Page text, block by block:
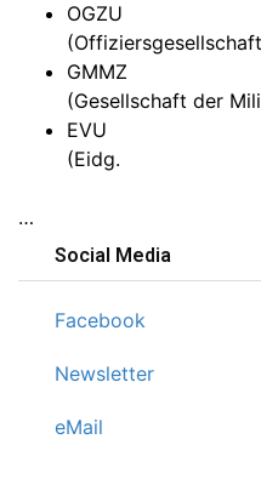
OGZU
GMMZ
(Gesellschaft der
EVU
(Eidg.
…
Social Media
Facebook
Newsletter
eMail